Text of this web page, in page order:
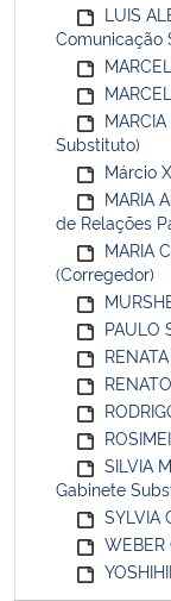
LUIS
Comunicação
Substituto)
Márcio
MARIA
de Relações
MARIA
(Corregedor)
PAULO
SILVIA
Gabinete
SYLVIA
WEBER